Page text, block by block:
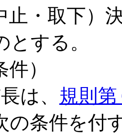
止・取下）
する。
件）
は、 規則
の条件を付